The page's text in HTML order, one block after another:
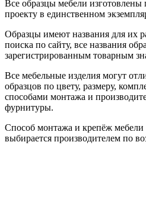
Все образцы мебели
проекту в единственном
Образцы имеют названия для их
поиска по сайту, все названия
зарегистрированным товарным
Все мебельные изделия могут
образцов по цвету, размеру,
способами монтажа и
фурнитуры.
Способ монтажа и крепёж мебели
выбирается производителем по